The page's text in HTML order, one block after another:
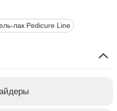
лак Pedicure Line